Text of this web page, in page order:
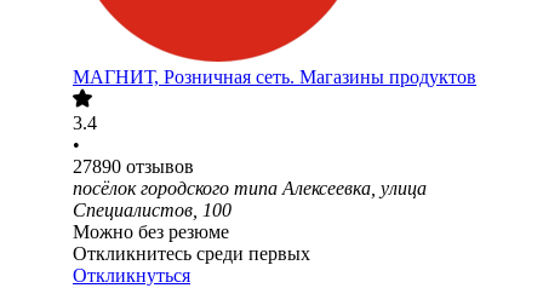
МАГНИТ, Розничная сеть. Магазины продуктов
3.4
•
27890 отзывов
посёлок городского типа Алексеевка, улица
Специалистов, 100
Можно без резюме
Откликнитесь среди первых
Откликнуться